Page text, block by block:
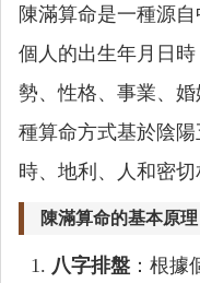
陳滿算命是一種源
個人的出生年月日
勢、性格、事業、
種算命方式基於陰
時、地利、人和密切
陳滿算命的基本原理
八字排盤 ：根據